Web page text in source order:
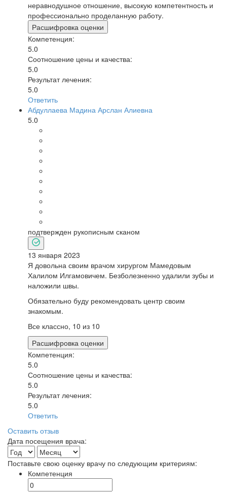
неравнодушное отношение, высокую компетентность и
профессионально проделанную работу.
Расшифровка оценки
Компетенция:
5.0
Соотношение цены и качества:
5.0
Результат лечения:
5.0
Ответить
Абдуллаева Мадина Арслан Алиевна
5.0
подтвержден рукописным сканом
13 января 2023
Я довольна своим врачом хирургом Мамедовым
Халилом Илгамовичем. Безболезненно удалили зубы и
наложили швы.
Обязательно буду рекомендовать центр своим
знакомым.
Все классно, 10 из 10
Расшифровка оценки
Компетенция:
5.0
Соотношение цены и качества:
5.0
Результат лечения:
5.0
Ответить
Оставить отзыв
Дата посещения врача:
Поставьте свою оценку врачу по следующим критериям:
Компетенция